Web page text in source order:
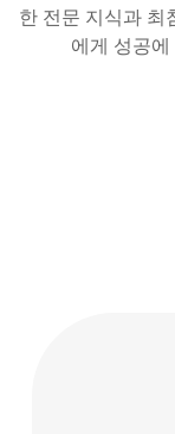
한 전문 지식과 최
에게 성공